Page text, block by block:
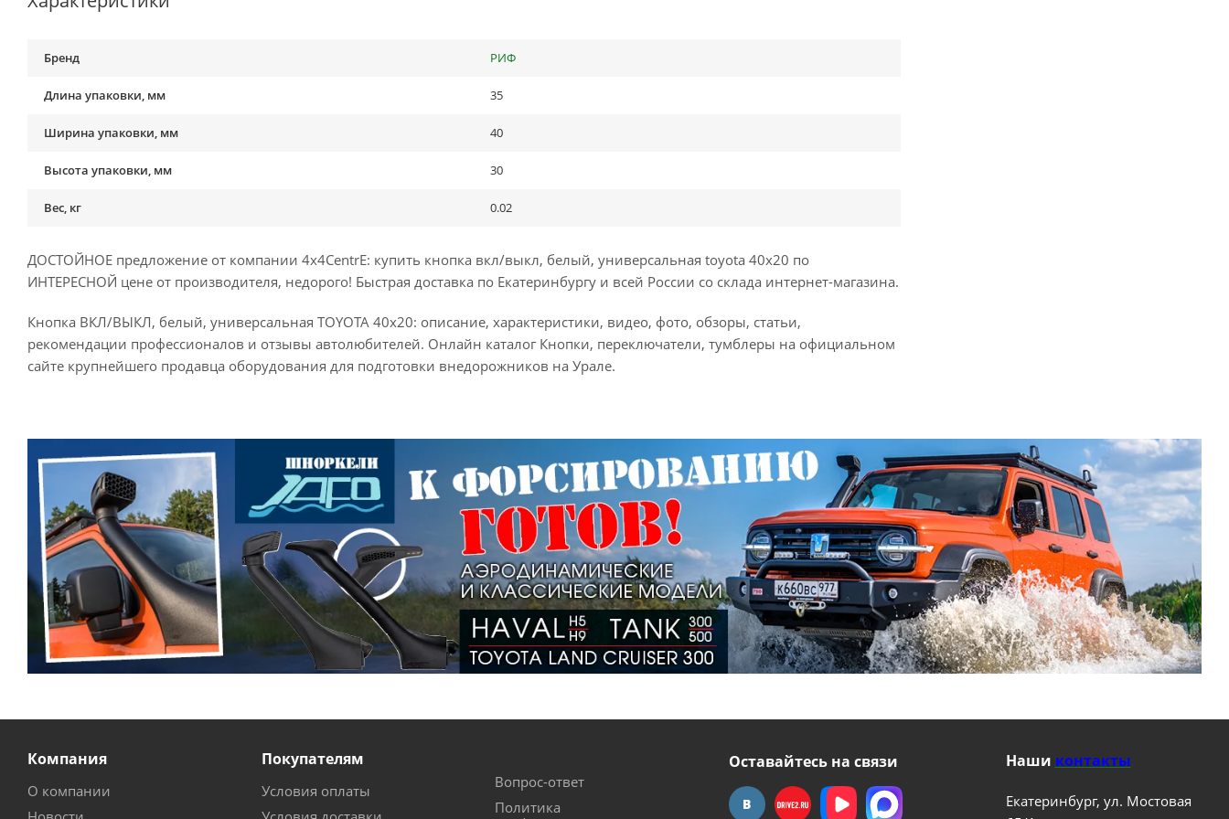
Бренд РИФ
Длина упаковки, мм 35
Ширина упаковки, мм 40
Высота упаковки, мм 30
Вес, кг 0.02
ДОСТОЙНОЕ предложение от компании 4x4CentrE: купить кнопка вкл/выкл, белый, универсальная toyota 40x20 по
ИНТЕРЕСНОЙ цене от производителя, недорого! Быстрая доставка по Екатеринбургу и всей России со склада интернет-магазина.
Кнопка ВКЛ/ВЫКЛ, белый, универсальная TOYOTA 40x20: описание, характеристики, видео, фото, обзоры, статьи,
рекомендации профессионалов и отзывы автолюбителей. Онлайн каталог Кнопки, переключатели, тумблеры на официальном
сайте крупнейшего продавца оборудования для подготовки внедорожников на Урале.
Компания
О компании
Покупателям
Условия оплаты
Вопрос-ответ
Политика
Оставайтесь на связи Наши контакты
Екатеринбург, ул. Мостовая